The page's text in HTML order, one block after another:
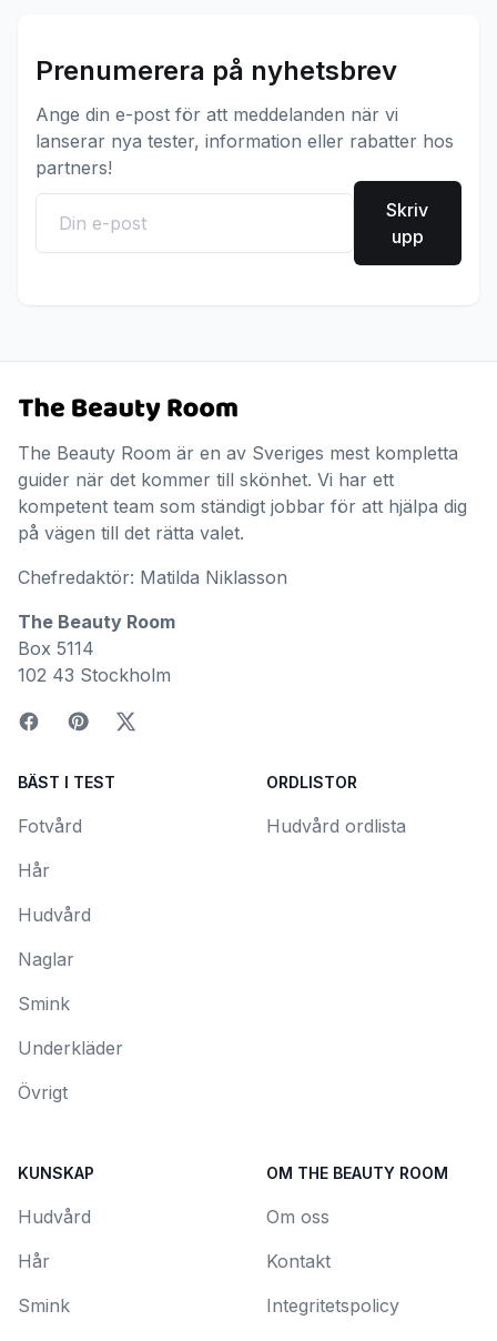
Prenumerera på nyhetsbrev
Ange din e-post för att meddelanden när vi
lanserar nya tester, information eller rabatter hos
partners!
Skriv
upp
The Beauty Room är en av Sveriges mest kompletta
guider när det kommer till skönhet. Vi har ett
kompetent team som ständigt jobbar för att hjälpa dig
på vägen till det rätta valet.
Chefredaktör: Matilda Niklasson
The Beauty Room
Box 5114
102 43 Stockholm
BÄST I TEST
Fotvård
Hår
Hudvård
Naglar
Smink
Underkläder
Övrigt
ORDLISTOR
Hudvård ordlista
KUNSKAP
Hudvård
Hår
Smink
OM THE BEAUTY ROOM
Om oss
Kontakt
Integritetspolicy